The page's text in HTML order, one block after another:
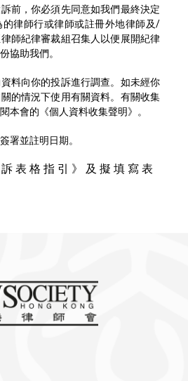
前，你必須先同意如我們最終決定
律師行或律師或註冊外地律師及/
師紀律審裁組召集人以便展開紀律
協助我們。
料向你的投訴進行調查。如未經你
的情況下使用有關資料。有關收集
本會的《個人資料收集聲明》。
署並註明日期。
表 格 指 引 》 及 擬 填 寫 表